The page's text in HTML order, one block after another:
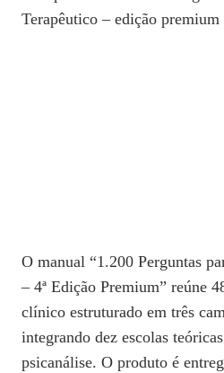
O manual “1.200 Perguntas
– 4ª Edição Premium” reúne
clínico estruturado em três
integrando dez escolas
psicanálise. O produto é